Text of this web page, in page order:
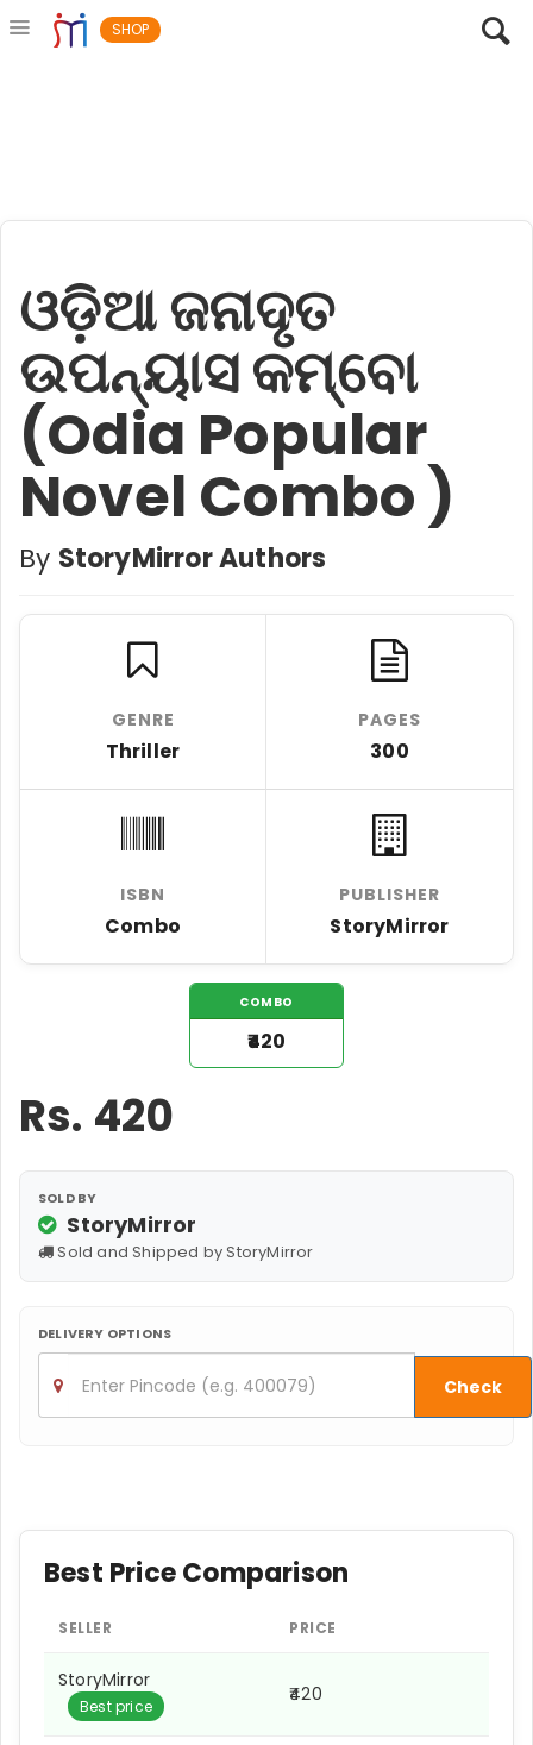
SHOP
ଓଡ଼ିଆ ଜନାଦୃତ
ଉପନ୍ୟାସ କମ୍ବୋ
(Odia Popular
Novel Combo )
By StoryMirror Authors
GENRE
Thriller
PAGES
300
ISBN
Combo
PUBLISHER
StoryMirror
COMBO
₹420
Rs. 420
SOLD BY
StoryMirror
Sold and Shipped by StoryMirror
DELIVERY OPTIONS
Check
Best Price Comparison
SELLER PRICE
StoryMirror
Best price
₹420